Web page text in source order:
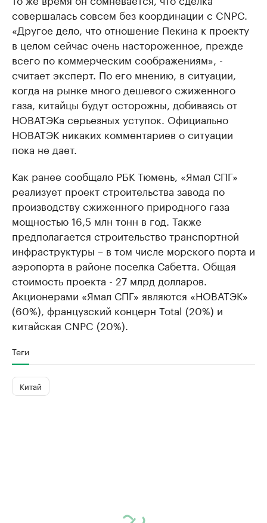
совершалась совсем без координации с CNPC.
«Другое дело, что отношение Пекина к проекту
в целом сейчас очень настороженное, прежде
всего по коммерческим соображениям», -
считает эксперт. По его мнению, в ситуации,
когда на рынке много дешевого сжиженного
газа, китайцы будут осторожны, добиваясь от
НОВАТЭКа серьезных уступок. Официально
НОВАТЭК никаких комментариев о ситуации
пока не дает.
Как ранее сообщало РБК Тюмень, «Ямал СПГ»
реализует проект строительства завода по
производству сжиженного природного газа
мощностью 16,5 млн тонн в год. Также
предполагается строительство транспортной
инфраструктуры – в том числе морского порта и
аэропорта в районе поселка Сабетта. Общая
стоимость проекта - 27 млрд долларов.
Акционерами «Ямал СПГ» являются «НОВАТЭК»
(60%), французский концерн Total (20%) и
китайская CNPC (20%).
Теги
Китай